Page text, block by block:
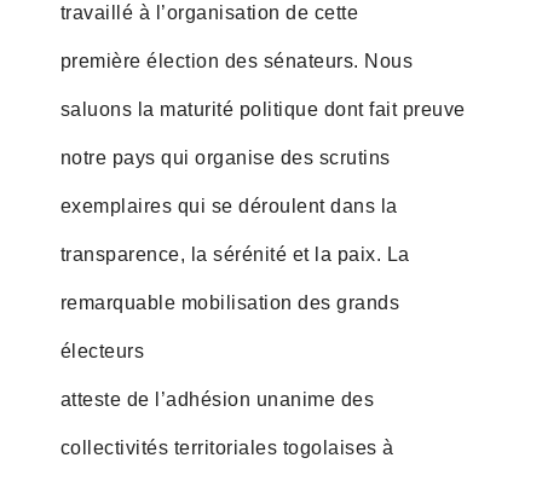
travaillé à l’organisation de cette
première élection des sénateurs. Nous
saluons la maturité politique dont fait preuve
notre pays qui organise des scrutins
exemplaires qui se déroulent dans la
transparence, la sérénité et la paix. La
remarquable mobilisation des grands
électeurs
atteste de l’adhésion unanime des
collectivités territoriales togolaises à